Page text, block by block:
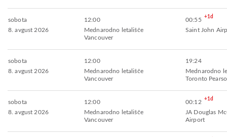
sobota
8. avgust 2026
12:00
Mednarodno letališče
Vancouver
00:55 +1d
Saint John
sobota
8. avgust 2026
12:00
Mednarodno letališče
Vancouver
19:24
Mednarodno
Toronto
sobota
8. avgust 2026
12:00
Mednarodno letališče
Vancouver
00:12 +1d
JA Douglas
Airport